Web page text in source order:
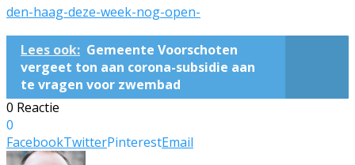
den-haag-deze-week-nog-open-
Lees ook: Gemeente Voorschoten
vergeet ton aan corona-subsidie aan
te vragen voor zwembad
0 Reactie
0
FacebookTwitterPinterestEmail